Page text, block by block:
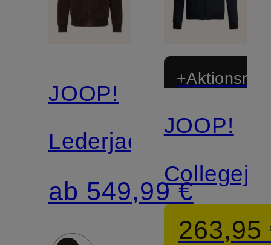
JOOP!
Lederjacke
ab 549,99 €
JOOP!
263,95